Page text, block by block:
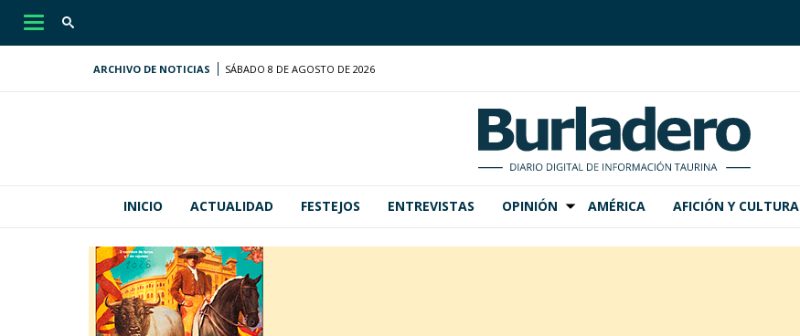
Desplegar
ARCHIVO DE NOTICIAS SÁBADO 8 DE AGOSTO DE 2026
INICIO ACTUALIDAD FESTEJOS ENTREVISTAS OPINIÓN AMÉRICA AFICIÓN Y CULTURA